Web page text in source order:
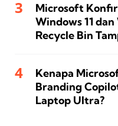
Microsoft
Windows 11
Recycle Bin
Kenapa
Branding
Laptop Ultra?